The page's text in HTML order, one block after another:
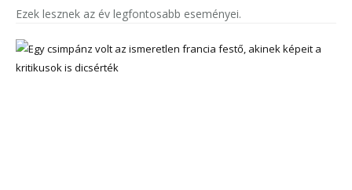
Ezek lesznek az év legfontosabb eseményei.